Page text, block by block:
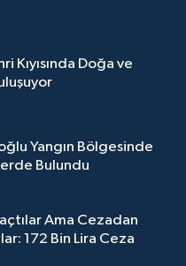
Kıyısında Doğa ve
Yangın Bölgesinde
Bulundu
Ama Cezadan
172 Bin Lira Ceza